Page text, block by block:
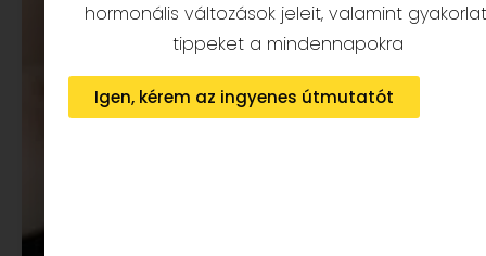
hormonális változások jeleit, valamint
tippeket a mindennapokra
Igen, kérem az ingyenes útmutatót